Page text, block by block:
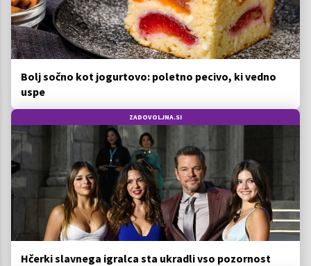
Bolj sočno kot jogurtovo: poletno pecivo, ki vedno
uspe
ZADOVOLJNA.SI
Hčerki slavnega igralca sta ukradli vso pozornost